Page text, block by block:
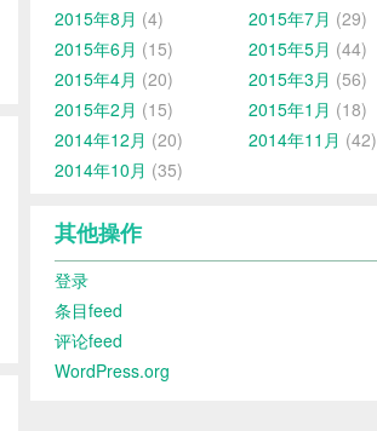
2015年8月 (4) 2015年7月 (29)
2015年6月 (15) 2015年5月 (44)
2015年4月 (20) 2015年3月 (56)
2015年2月 (15) 2015年1月 (18)
2014年12月 (20) 2014年11月 (42)
2014年10月 (35)
其他操作
登录
条目feed
评论feed
WordPress.org